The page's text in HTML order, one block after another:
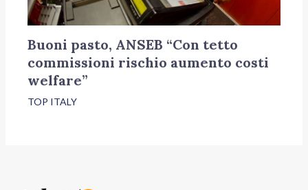
Buoni pasto, ANSEB “Con tetto
commissioni rischio aumento costi
welfare”
TOP ITALY